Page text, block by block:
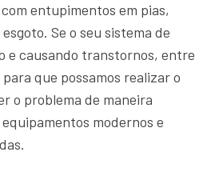
entupimentos em pias,
Se o seu sistema de
e causando transtornos, entre
que possamos realizar o
o problema de maneira
modernos e